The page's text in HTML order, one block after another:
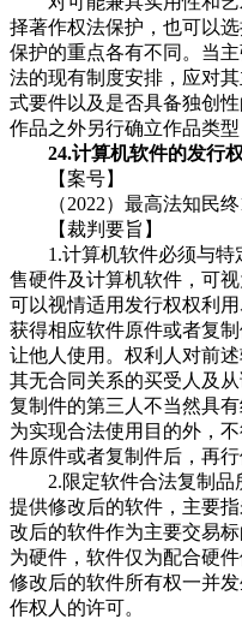
择著作权法保护，也可以
保护的重点各有不同。当
法的现有制度安排，应对
式要件以及是否具备独创
作品之外另行确立作品类
24.计算机软件的发行
【案号】
（2022）最高法知民终
【裁判要旨】
1.计算机软件必须与特
售硬件及计算机软件，可
可以视情适用发行权权利
获得相应软件原件或者复
让他人使用。权利人对前
其无合同关系的买受人及
复制件的第三人不当然具
为实现合法使用目的外，
件原件或者复制件后，再行
2.限定软件合法复制品
提供修改后的软件，主要
改后的软件作为主要交易
为硬件，软件仅为配合硬
修改后的软件所有权一并
作权人的许可。